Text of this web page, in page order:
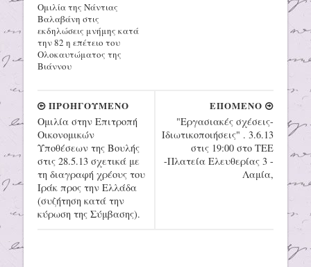
Ομιλία της Νάντιας
Βαλαβάνη στις
εκδηλώσεις μνήμης κατά
την 82 η επέτειο του
Ολοκαυτώματος της
Βιάννου
ΕΠΟΜΕΝΟ
"Εργασιακές σχέσεις-
Ιδιωτικοποιήσεις" . 3.6.13
στις 19:00 στο ΤΕΕ
-Πλατεία Ελευθερίας 3 -
Λαμία,
ΠΡΟΗΓΟΥΜΕΝΟ
Ομιλία στην Επιτροπή
Οικονομικών
Υποθέσεων της Βουλής
στις 28.5.13 σχετικά με
τη διαγραφή χρέους του
Ιράκ προς την Ελλάδα
(συζήτηση κατά την
κύρωση της Σύμβασης).